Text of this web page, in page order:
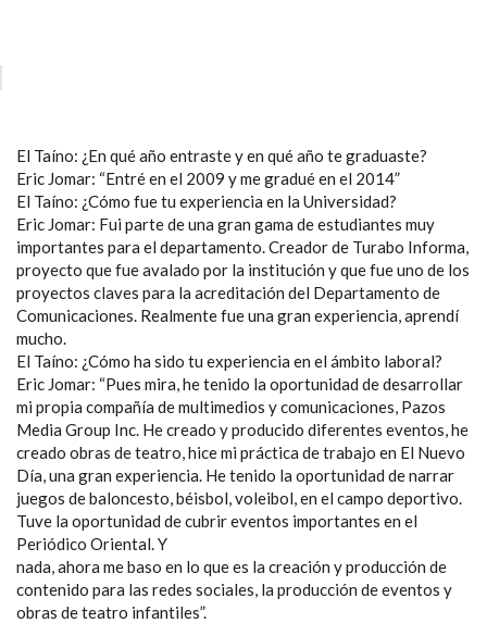
El Taíno: ¿En qué año entraste y en qué año te graduaste?
Eric Jomar: “Entré en el 2009 y me gradué en el 2014”
El Taíno: ¿Cómo fue tu experiencia en la Universidad?
Eric Jomar: Fui parte de una gran gama de estudiantes muy
importantes para el departamento. Creador de Turabo Informa,
proyecto que fue avalado por la institución y que fue uno de los
proyectos claves para la acreditación del Departamento de
Comunicaciones. Realmente fue una gran experiencia, aprendí
mucho.
El Taíno: ¿Cómo ha sido tu experiencia en el ámbito laboral?
Eric Jomar: “Pues mira, he tenido la oportunidad de desarrollar
mi propia compañía de multimedios y comunicaciones, Pazos
Media Group Inc. He creado y producido diferentes eventos, he
creado obras de teatro, hice mi práctica de trabajo en El Nuevo
Día, una gran experiencia. He tenido la oportunidad de narrar
juegos de baloncesto, béisbol, voleibol, en el campo deportivo.
Tuve la oportunidad de cubrir eventos importantes en el
Periódico Oriental. Y
nada, ahora me baso en lo que es la creación y producción de
contenido para las redes sociales, la producción de eventos y
obras de teatro infantiles”.